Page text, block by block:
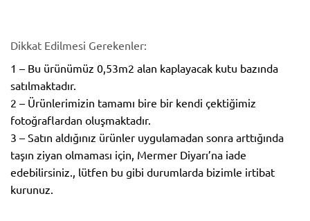
Dikkat Edilmesi Gerekenler:
1 – Bu ürünümüz 0,53m2 alan kaplayacak kutu bazında
satılmaktadır.
2 – Ürünlerimizin tamamı bire bir kendi çektiğimiz
fotoğraflardan oluşmaktadır.
3 – Satın aldığınız ürünler uygulamadan sonra arttığında
taşın ziyan olmaması için, Mermer Diyarı’na iade
edebilirsiniz., lütfen bu gibi durumlarda bizimle irtibat
kurunuz.